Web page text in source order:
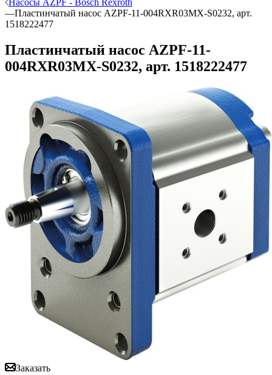
Насосы AZPF - Bosch Rexroth
—Пластинчатый насос AZPF-11-004RXR03MX-S0232, арт.
1518222477
Пластинчатый насос AZPF-11-
004RXR03MX-S0232, арт. 1518222477
Заказать